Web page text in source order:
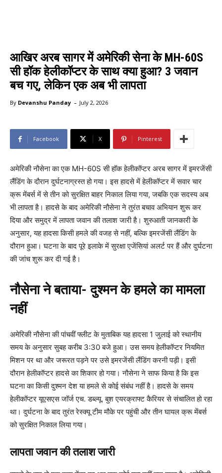
आखिर अरब सागर में अमेरिकी सेना के MH-60S
सी हॉक हेलीकॉप्टर के साथ क्या हुआ? 3 जवान
बच गए, लेकिन एक अब भी लापता
By Devanshu Panday - July 2, 2026
Facebook X Pinterest
अमेरिकी नौसेना का एक MH-60S सी हॉक हेलीकॉप्टर अरब सागर में इमरजेंसी
लैंडिंग के दौरान दुर्घटनाग्रस्त हो गया। इस हादसे में हेलीकॉप्टर में सवार चार
क्रू मेंबर्स में से तीन को सुरक्षित बाहर निकाल लिया गया, जबकि एक सदस्य अब
भी लापता है। हादसे के बाद अमेरिकी नौसेना ने तुरंत बचाव अभियान शुरू कर
दिया और समुद्र में लापता जवान की तलाश जारी है। शुरुआती जानकारी के
अनुसार, यह हादसा किसी हमले की वजह से नहीं, बल्कि इमरजेंसी लैंडिंग के
दौरान हुआ। घटना के बाद पूरे इलाके में सुरक्षा एजेंसियां अलर्ट पर हैं और दुर्घटना
की जांच शुरू कर दी गई है।
नौसेना ने बताया- दुश्मन के हमले का मामला
नहीं
अमेरिकी नौसेना की पांचवीं फ्लीट के मुताबिक यह हादसा 1 जुलाई को स्थानीय
समय के अनुसार सुबह करीब 3:30 बजे हुआ। उस समय हेलीकॉप्टर नियमित
मिशन पर था और जरूरत पड़ने पर उसे इमरजेंसी लैंडिंग करनी पड़ी। इसी
दौरान हेलीकॉप्टर हादसे का शिकार हो गया। नौसेना ने साफ किया है कि इस
घटना का किसी दुश्मन देश या हमले से कोई संबंध नहीं है। हादसे के समय
हेलीकॉप्टर यूएसएस जॉर्ज एच. डब्ल्यू. बुश एयरक्राफ्ट कैरियर से संचालित हो रहा
था। दुर्घटना के बाद तुरंत रेस्क्यू टीम मौके पर पहुंची और तीन घायल क्रू मेंबर्स
को सुरक्षित निकाल लिया गया।
लापता जवान की तलाश जारी